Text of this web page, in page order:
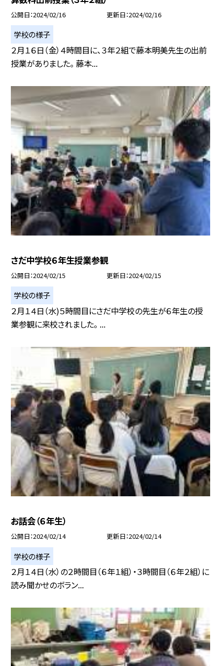
公開日 2024/02/16 更新日 2024/02/16
学校の様子
２月１６日（金）４時間目に、３年２組で藤本明美先生の出前
授業がありました。 藤本...
さだ中学校６年生授業参観
公開日 2024/02/15 更新日 2024/02/15
学校の様子
２月１４日（水)５時間目にさだ中学校の先生が６年生の授
業参観に来校されました。 ...
お話会（６年生）
公開日 2024/02/14 更新日 2024/02/14
学校の様子
２月１４日（水）の２時間目（６年１組）・３時間目（６年２組）に
読み聞かせのボラン...